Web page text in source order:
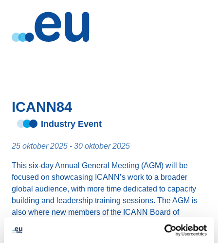
ICANN84
Industry Event
25 oktober 2025 - 30 oktober 2025
This six-day Annual General Meeting (AGM) will be
focused on showcasing ICANN’s work to a broader
global audience, with more time dedicated to capacity
building and leadership training sessions. The AGM is
also where new members of the ICANN Board of